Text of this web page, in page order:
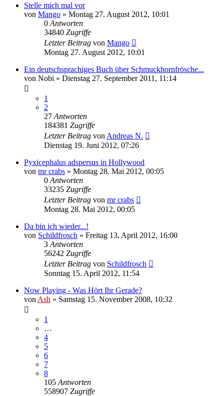
Stelle mich mal vor
von Mango » Montag 27. August 2012, 10:01
0 Antworten
34840 Zugriffe
Letzter Beitrag von Mango
Montag 27. August 2012, 10:01
Ein deutschsprachiges Buch über Schmuckhornfrösche...
von Nobi » Dienstag 27. September 2011, 11:14
1
2
27 Antworten
184381 Zugriffe
Letzter Beitrag von Andreas N.
Dienstag 19. Juni 2012, 07:26
Pyxicephalus adspersus in Hollywood
von mr crabs » Montag 28. Mai 2012, 00:05
0 Antworten
33235 Zugriffe
Letzter Beitrag von mr crabs
Montag 28. Mai 2012, 00:05
Da bin ich wieder...!
von Schildfrosch » Freitag 13. April 2012, 16:00
3 Antworten
56242 Zugriffe
Letzter Beitrag von Schildfrosch
Sonntag 15. April 2012, 11:54
Now Playing - Was Hört Ihr Gerade?
von Ash » Samstag 15. November 2008, 10:32
1
…
4
5
6
7
8
105 Antworten
558907 Zugriffe